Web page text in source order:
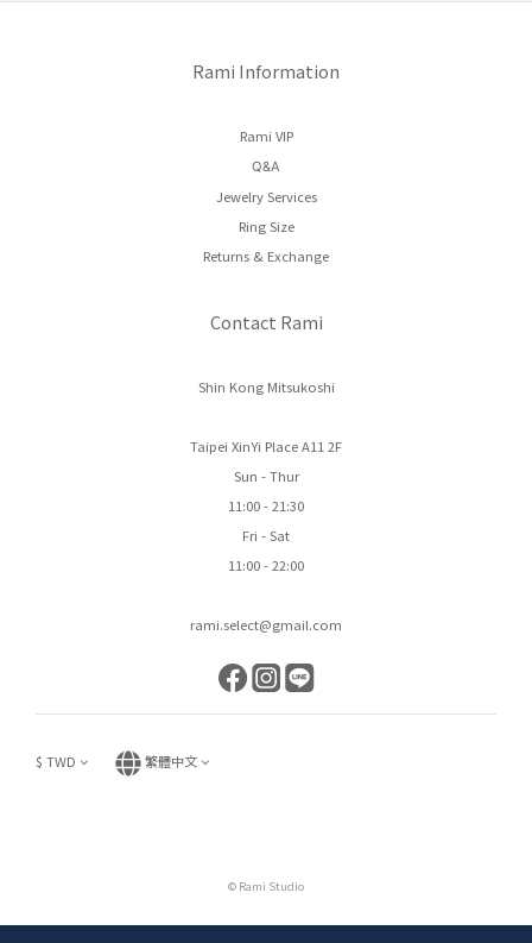
Rami Information
Rami VIP
Q&A
Jewelry Services
Ring Size
Returns & Exchange
Contact Rami
Shin Kong Mitsukoshi
Taipei XinYi Place A11 2F
Sun - Thur
11:00 - 21:30
Fri - Sat
11:00 - 22:00
rami.select@gmail.com
$ TWD 繁體中文
© Rami Studio